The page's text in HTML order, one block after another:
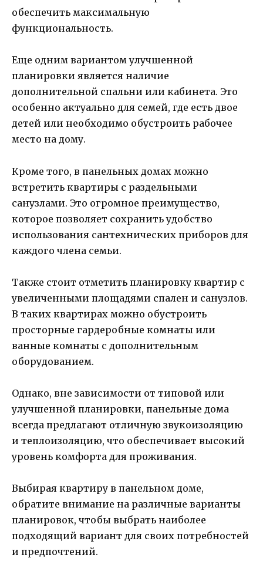
обеспечить максимальную
функциональность.
Еще одним вариантом улучшенной
планировки является наличие
дополнительной спальни или кабинета. Это
особенно актуально для семей, где есть двое
детей или необходимо обустроить рабочее
место на дому.
Кроме того, в панельных домах можно
встретить квартиры с раздельными
санузлами. Это огромное преимущество,
которое позволяет сохранить удобство
использования сантехнических приборов для
каждого члена семьи.
Также стоит отметить планировку квартир с
увеличенными площадями спален и санузлов.
В таких квартирах можно обустроить
просторные гардеробные комнаты или
ванные комнаты с дополнительным
оборудованием.
Однако, вне зависимости от типовой или
улучшенной планировки, панельные дома
всегда предлагают отличную звукоизоляцию
и теплоизоляцию, что обеспечивает высокий
уровень комфорта для проживания.
Выбирая квартиру в панельном доме,
обратите внимание на различные варианты
планировок, чтобы выбрать наиболее
подходящий вариант для своих потребностей
и предпочтений.